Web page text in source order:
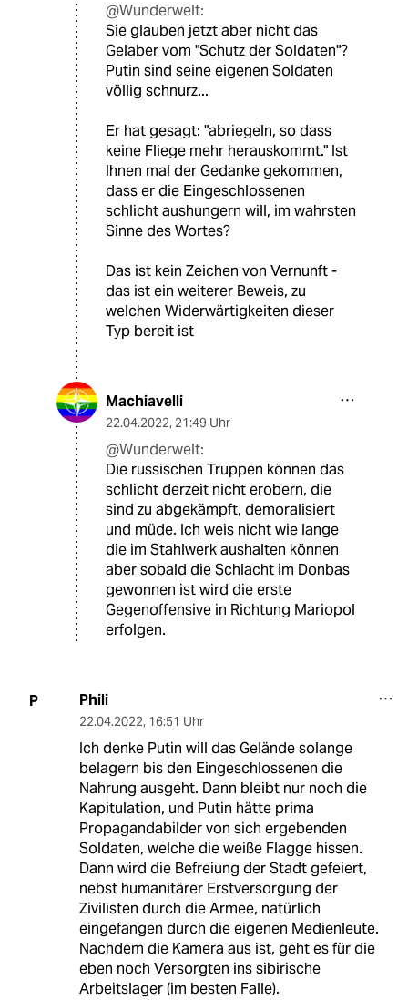
@Wunderwelt:
Sie glauben jetzt aber nicht das
Gelaber vom "Schutz der Soldaten"?
Putin sind seine eigenen Soldaten
völlig schnurz...
Er hat gesagt: "abriegeln, so dass
keine Fliege mehr herauskommt." Ist
Ihnen mal der Gedanke gekommen,
dass er die Eingeschlossenen
schlicht aushungern will, im wahrsten
Sinne des Wortes?
Das ist kein Zeichen von Vernunft -
das ist ein weiterer Beweis, zu
welchen Widerwärtigkeiten dieser
Typ bereit ist
Machiavelli
22.04.2022, 21:49 Uhr
@Wunderwelt:
Die russischen Truppen können das
schlicht derzeit nicht erobern, die
sind zu abgekämpft, demoralisiert
und müde. Ich weis nicht wie lange
die im Stahlwerk aushalten können
aber sobald die Schlacht im Donbas
gewonnen ist wird die erste
Gegenoffensive in Richtung Mariopol
erfolgen.
P Phili
22.04.2022, 16:51 Uhr
Ich denke Putin will das Gelände solange
belagern bis den Eingeschlossenen die
Nahrung ausgeht. Dann bleibt nur noch die
Kapitulation, und Putin hätte prima
Propagandabilder von sich ergebenden
Soldaten, welche die weiße Flagge hissen.
Dann wird die Befreiung der Stadt gefeiert,
nebst humanitärer Erstversorgung der
Zivilisten durch die Armee, natürlich
eingefangen durch die eigenen Medienleute.
Nachdem die Kamera aus ist, geht es für die
eben noch Versorgten ins sibirische
Arbeitslager (im besten Falle).